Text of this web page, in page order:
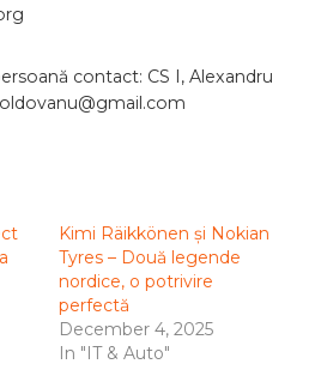
contact: CS I, Alexandru
Kimi Räikkönen și Nokian
Tyres – Două legende
nordice, o potrivire
perfectă
December 4, 2025
In "IT & Auto"